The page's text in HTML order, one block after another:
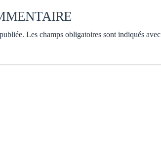
Les champs obligatoires sont indiqués avec